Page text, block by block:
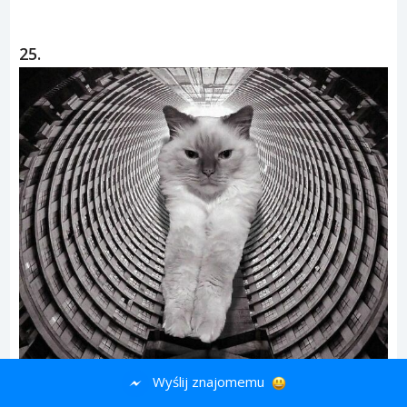
25.
Wyślij znajomemu